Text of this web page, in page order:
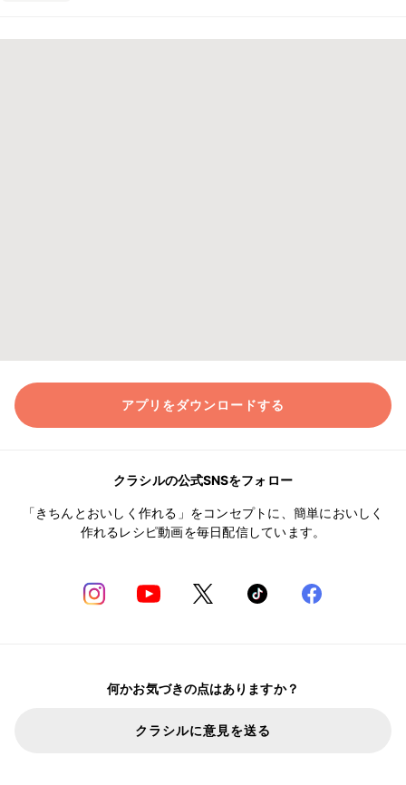
アプリをダウンロードする
クラシルの公式SNSをフォロー
「きちんとおいしく作れる」をコンセプトに、簡単においしく
作れるレシピ動画を毎日配信しています。
何かお気づきの点はありますか？
クラシルに意見を送る